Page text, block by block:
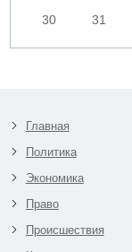
30
31
Главная
Политика
Экономика
Право
Происшествия